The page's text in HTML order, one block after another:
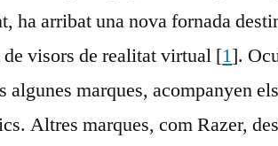
ha arribat una nova fornada
visors de realitat virtual [1].
algunes marques, acompanyen
Altres marques, com Razer,